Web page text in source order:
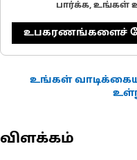
பார்க்க, உங்கள்
உபகரணங்களைச்
உங்கள்
விளக்கம்